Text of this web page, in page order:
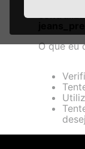
suas funções. A
nosso Aviso de
entre outros, a
loja virtual.
Cookies acesse
O que eu